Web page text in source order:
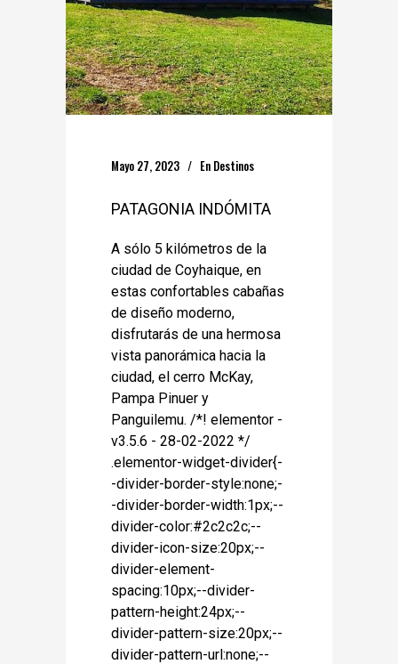
Mayo 27, 2023 En Destinos
PATAGONIA INDÓMITA
A sólo 5 kilómetros de la
ciudad de Coyhaique, en
estas confortables cabañas
de diseño moderno,
disfrutarás de una hermosa
vista panorámica hacia la
ciudad, el cerro McKay,
Pampa Pinuer y
Panguilemu. /*! elementor -
v3.5.6 - 28-02-2022 */
.elementor-widget-divider{-
-divider-border-style:none;-
-divider-border-width:1px;--
divider-color:#2c2c2c;--
divider-icon-size:20px;--
divider-element-
spacing:10px;--divider-
pattern-height:24px;--
divider-pattern-size:20px;--
divider-pattern-url:none;--